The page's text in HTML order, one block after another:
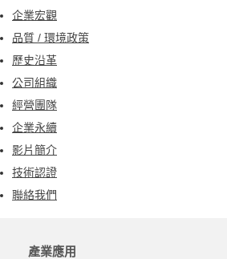
企業宏觀
品質 / 環境政策
歷史沿革
公司組織
經營團隊
企業永續
影片簡介
技術認證
聯絡我們
產業應用